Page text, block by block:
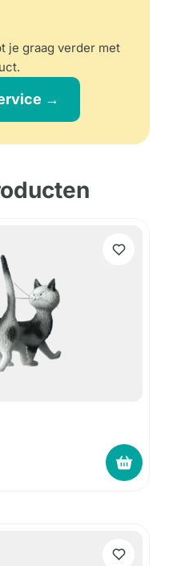
je graag verder met
→